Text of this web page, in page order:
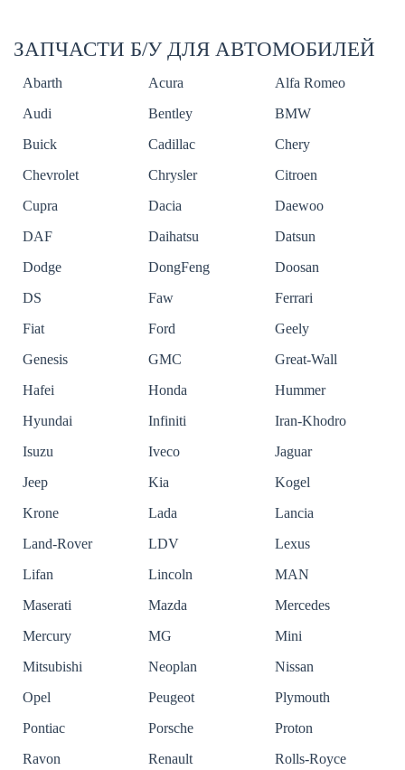
ЗАПЧАСТИ Б/У ДЛЯ АВТОМОБИЛЕЙ
Abarth Acura
Alfa Romeo
Audi
Bentley
BMW
Buick
Cadillac
Chery
Chevrolet
Chrysler
Citroen
Cupra
Dacia
Daewoo
DAF
Daihatsu
Datsun
Dodge
DongFeng
Doosan
DS
Faw
Ferrari
Fiat
Ford
Geely
Genesis
GMC
Great-Wall
Hafei
Honda
Hummer
Hyundai
Infiniti
Iran-Khodro
Isuzu
Iveco
Jaguar
Jeep
Kia
Kogel
Krone
Lada
Lancia
Land-Rover
LDV
Lexus
Lifan
Lincoln
MAN
Maserati
Mazda
Mercedes
Mercury
MG
Mini
Mitsubishi
Neoplan
Nissan
Opel
Peugeot
Plymouth
Pontiac
Porsche
Proton
Ravon
Renault
Rolls-Royce